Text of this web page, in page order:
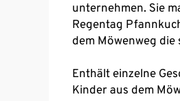
unternehmen. Sie
Regentag
dem Möwenweg die
Enthält einzelne
Kinder aus dem